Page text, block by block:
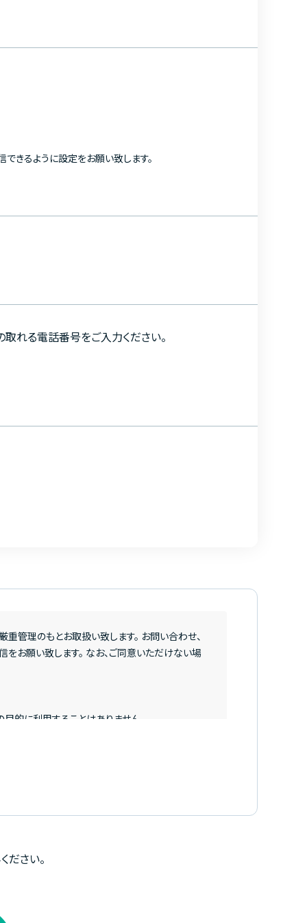
きるように設定をお願い致します。
れる電話番号をご入力ください。
管理のもとお取扱い致します。 お問い合わせ、
お願い致します。 なお、ご同意いただけない場
的に利用することはありません。
は、下記窓口までご連絡頂ければ対応させて頂
ださい。